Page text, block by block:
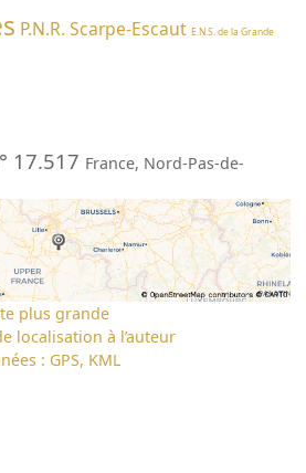
P.N.R. Scarpe-Escaut E.N.S. de la Grande
17.517 France, Nord-Pas-de-
plus grande
localisation à l’auteur
: GPS, KML